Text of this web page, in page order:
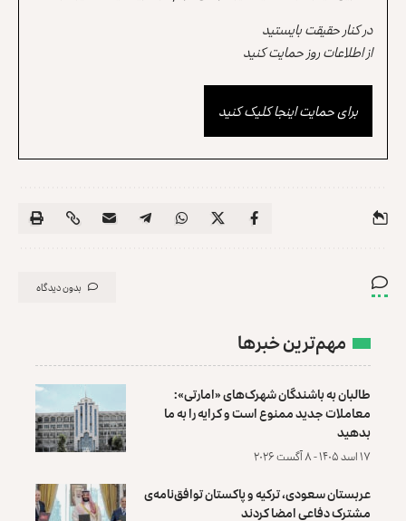
در کنار حقیقت بایستید
از اطلاعات روز حمایت کنید
برای حمایت اینجا کلیک کنید
بدون دیدگاه
مهم‌ترین خبرها
طالبان به باشندگان شهرک‌های «امارتی»:
معاملات جدید ممنوع است و کرایه را به ما
بدهید
۱۷ اسد ۱۴۰۵ - ۸ آگست ۲۰۲۶
عربستان سعودی، ترکیه و پاکستان توافق‌نامه‌ی
مشترک دفاعی امضا کردند